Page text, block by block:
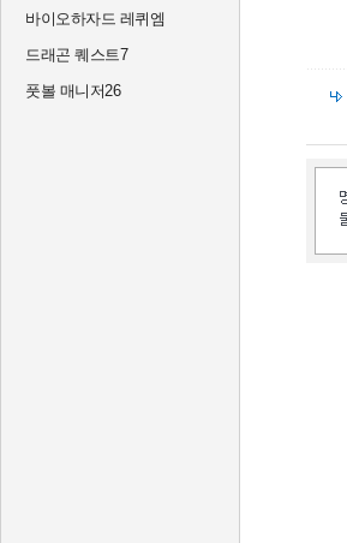
바이오하자드 레퀴엠
드래곤 퀘스트7
풋볼 매니저26